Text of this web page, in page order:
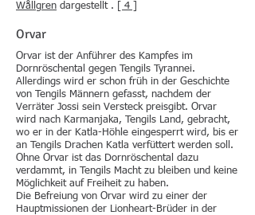
Wållgren dargestellt . [ 4 ]
Orvar
Orvar ist der Anführer des Kampfes im
Dornröschental gegen Tengils Tyrannei.
Allerdings wird er schon früh in der Geschichte
von Tengils Männern gefasst, nachdem der
Verräter Jossi sein Versteck preisgibt. Orvar
wird nach Karmanjaka, Tengils Land, gebracht,
wo er in der Katla-Höhle eingesperrt wird, bis er
an Tengils Drachen Katla verfüttert werden soll.
Ohne Orvar ist das Dornröschental dazu
verdammt, in Tengils Macht zu bleiben und keine
Möglichkeit auf Freiheit zu haben.
Die Befreiung von Orvar wird zu einer der
Hauptmissionen der Lionheart-Brüder in der